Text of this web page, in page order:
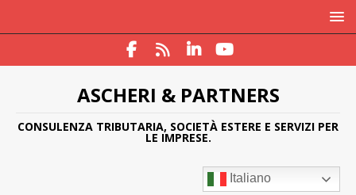
ASCHERI & PARTNERS
CONSULENZA TRIBUTARIA, SOCIETÀ ESTERE E SERVIZI PER
LE IMPRESE.
Italiano